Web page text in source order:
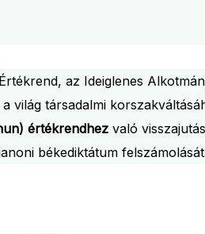
az Ideiglenes
társadalmi
értékrendhez való
békediktátum